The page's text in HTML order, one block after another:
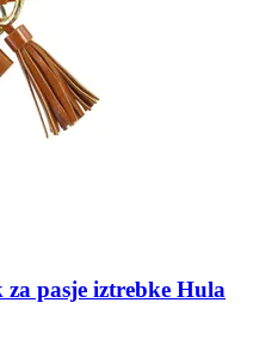
pasje iztrebke Hula